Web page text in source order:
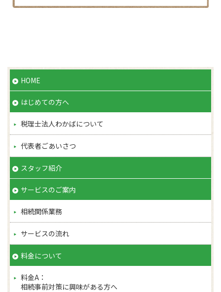
当社は、個人情報の正確性及び安全性確保のために、セキ
させていただきます。
法令、規範の遵守と見直し
当社は、保有する個人情報に関して適用される日本の法
令、その他規範を遵守するとともに、本ポリシーの内容を
適宜見直し、その改善に努めます。
お問い合せ
当社の個人情報の取扱に関するお問い合せは下記までご連
絡ください。
わかば相続相談センター
〒194-0022 東京都町田市森野1-33-11町田森野ビル
1F
TEL:0120−152−575
Mail:info@souzoku-wakaba.com
HOME
はじめての方へ
税理士法人わかばについて
代表者ごあいさつ
スタッフ紹介
サービスのご案内
相続関係業務
サービスの流れ
料金について
料金A：
相続事前対策に興味がある方へ